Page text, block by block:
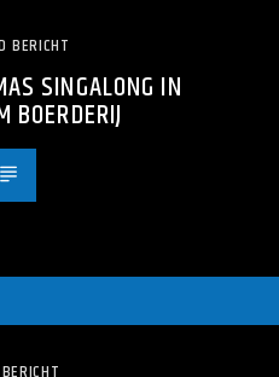
BERICHT
SINGALONG IN
BOERDERIJ